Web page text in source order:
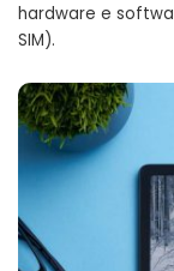
hardware e
SIM).